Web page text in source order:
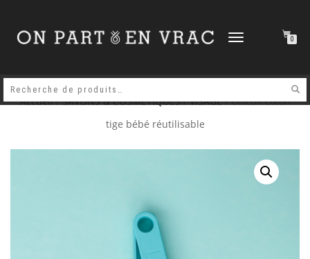
DÉPLIER
0
Accueil/SAVONS & COSMETIQUES/VISAGE/ Oriculi coton
tige bébé réutilisable